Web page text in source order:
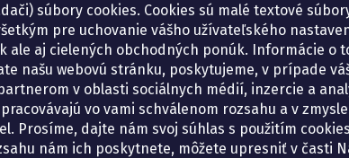
súbory cookies. Cookies sú malé textové
pre uchovanie vášho užívateľského
ale aj cielených obchodných ponúk. Informácie o
našu webovú stránku, poskytujeme, v prípade
v oblasti sociálnych médií, inzercie a
vo vami schválenom rozsahu a v
Prosíme, dajte nám svoj súhlas s použitím
nám ich poskytnete, môžete upresniť v časti
železo. Ak potrebujete doplniť extra zinok, v
vitamínyAscorvitačiZinok od Plus Lekárne.
viacerými zložkami, ktoré budujú celkovú imunitu.
!2#arko-defenses-adult-sol-por-7-dos,ascorvita-
zinok-15-mg-100-tbl,platan-c-d3-zinok-selen-tbl-